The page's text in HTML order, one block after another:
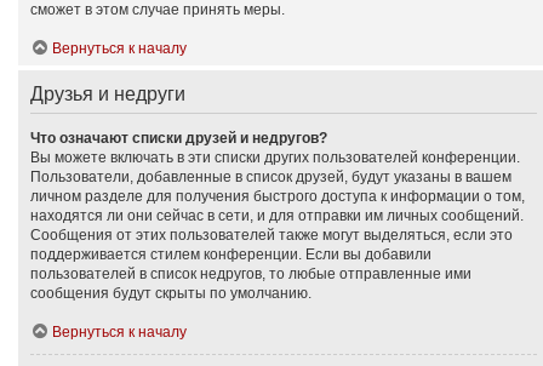
сможет в этом случае принять меры.
Вернуться к началу
Друзья и недруги
Что означают списки друзей и недругов?
Вы можете включать в эти списки других пользователей конференции.
Пользователи, добавленные в список друзей, будут указаны в вашем
личном разделе для получения быстрого доступа к информации о том,
находятся ли они сейчас в сети, и для отправки им личных сообщений.
Сообщения от этих пользователей также могут выделяться, если это
поддерживается стилем конференции. Если вы добавили
пользователей в список недругов, то любые отправленные ими
сообщения будут скрыты по умолчанию.
Вернуться к началу